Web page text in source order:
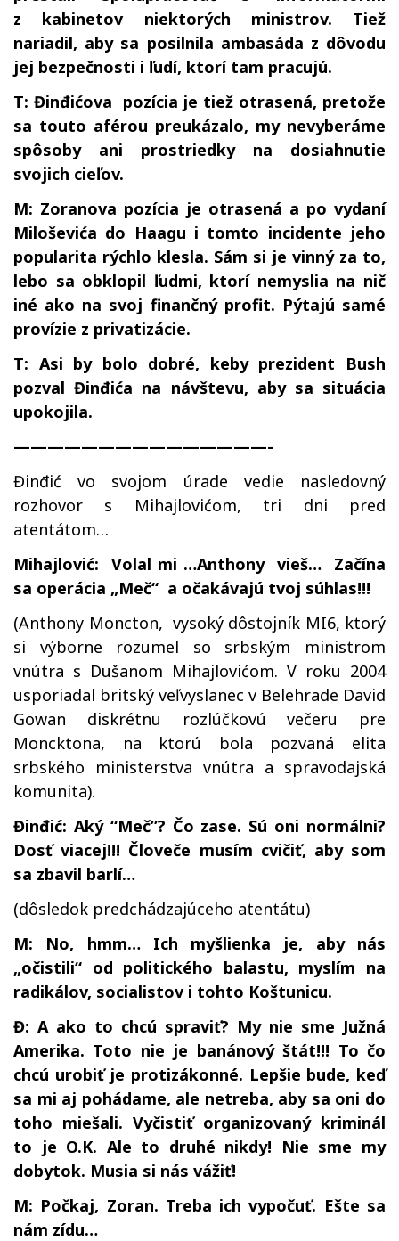
z kabinetov niektorých ministrov. Tiež
nariadil, aby sa posilnila ambasáda z dôvodu
jej bezpečnosti i ľudí, ktorí tam pracujú.
T: Đinđićova pozícia je tiež otrasená, pretože
sa touto aférou preukázalo, my nevyberáme
spôsoby ani prostriedky na dosiahnutie
svojich cieľov.
M: Zoranova pozícia je otrasená a po vydaní
Miloševića do Haagu i tomto incidente jeho
popularita rýchlo klesla. Sám si je vinný za to,
lebo sa obklopil ľudmi, ktorí nemyslia na nič
iné ako na svoj finančný profit. Pýtajú samé
provízie z privatizácie.
T: Asi by bolo dobré, keby prezident Bush
pozval Đinđića na návštevu, aby sa situácia
upokojila.
———————————————-
Đinđić vo svojom úrade vedie nasledovný
rozhovor s Mihajlovićom, tri dni pred
atentátom…
Mihajlović: Volal mi …Anthony vieš… Začína
sa operácia „Meč“ a očakávajú tvoj súhlas!!!
(Anthony Moncton, vysoký dôstojník MI6, ktorý
si výborne rozumel so srbským ministrom
vnútra s Dušanom Mihajlovićom. V roku 2004
usporiadal britský veľvyslanec v Belehrade David
Gowan diskrétnu rozlúčkovú večeru pre
Moncktona, na ktorú bola pozvaná elita
srbského ministerstva vnútra a spravodajská
komunita).
Đinđić: Aký “Meč”? Čo zase. Sú oni normálni?
Dosť viacej!!! Človeče musím cvičiť, aby som
sa zbavil barlí…
(dôsledok predchádzajúceho atentátu)
M: No, hmm… Ich myšlienka je, aby nás
„očistili“ od politického balastu, myslím na
radikálov, socialistov i tohto Koštunicu.
Đ: A ako to chcú spraviť? My nie sme Južná
Amerika. Toto nie je banánový štát!!! To čo
chcú urobiť je protizákonné. Lepšie bude, keď
sa mi aj pohádame, ale netreba, aby sa oni do
toho miešali. Vyčistiť organizovaný kriminál
to je O.K. Ale to druhé nikdy! Nie sme my
dobytok. Musia si nás vážiť!
M: Počkaj, Zoran. Treba ich vypočuť. Ešte sa
nám zídu…